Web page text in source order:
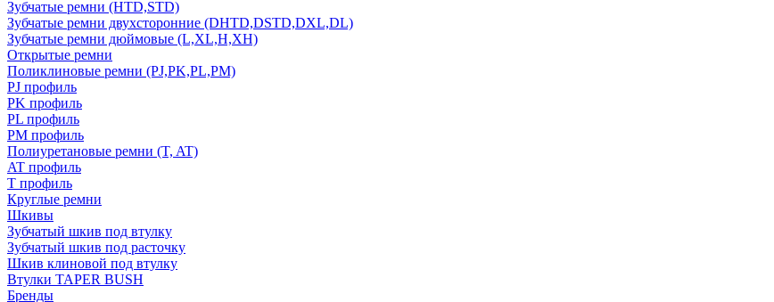
Зубчатые ремни (HTD,STD)
Зубчатые ремни двухсторонние (DHTD,DSTD,DXL,DL)
Зубчатые ремни дюймовые (L,XL,H,XH)
Открытые ремни
Поликлиновые ремни (PJ,PK,PL,PM)
PJ профиль
PK профиль
PL профиль
PM профиль
Полиуретановые ремни (T, AT)
AT профиль
T профиль
Круглые ремни
Шкивы
Зубчатый шкив под втулку
Зубчатый шкив под расточку
Шкив клиновой под втулку
Втулки TAPER BUSH
Бренды